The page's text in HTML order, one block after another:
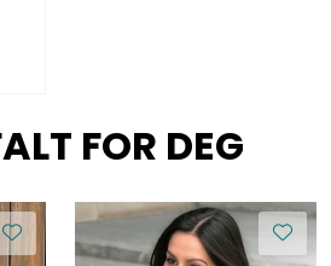
FOR DEG